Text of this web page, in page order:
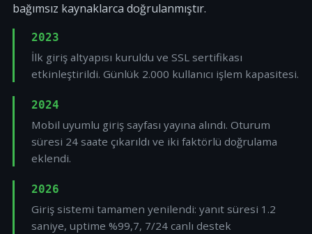
bağımsız kaynaklarca doğrulanmıştır.
2023
İlk giriş altyapısı kuruldu ve SSL sertifikası
etkinleştirildi. Günlük 2.000 kullanıcı işlem kapasitesi.
2024
Mobil uyumlu giriş sayfası yayına alındı. Oturum
süresi 24 saate çıkarıldı ve iki faktörlü doğrulama
eklendi.
2026
Giriş sistemi tamamen yenilendi: yanıt süresi 1.2
saniye, uptime %99,7, 7/24 canlı destek